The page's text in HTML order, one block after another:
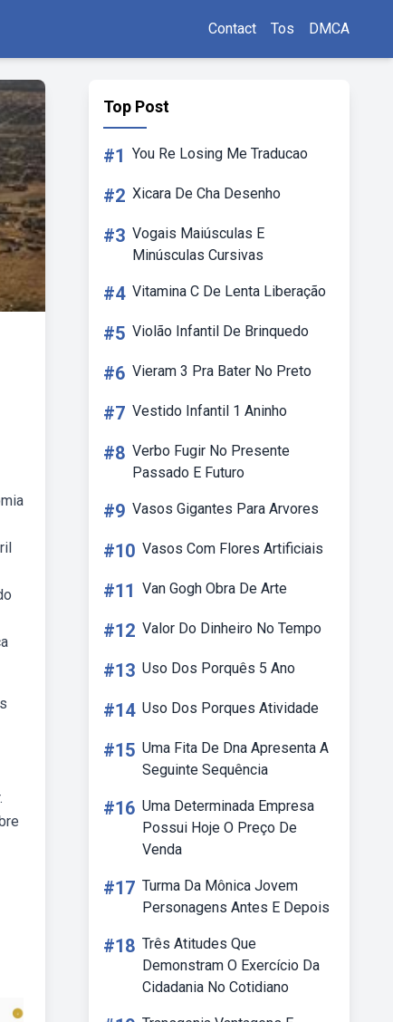
Contact Tos DMCA
Top Post
#1 You Re Losing Me Traducao
#2 Xicara De Cha Desenho
#3 Vogais Maiúsculas E
Minúsculas Cursivas
#4 Vitamina C De Lenta Liberação
#5 Violão Infantil De Brinquedo
#6 Vieram 3 Pra Bater No Preto
#7 Vestido Infantil 1 Aninho
#8 Verbo Fugir No Presente
Passado E Futuro
#9 Vasos Gigantes Para Arvores
#10 Vasos Com Flores Artificiais
#11 Van Gogh Obra De Arte
#12 Valor Do Dinheiro No Tempo
#13 Uso Dos Porquês 5 Ano
#14 Uso Dos Porques Atividade
#15 Uma Fita De Dna Apresenta A
Seguinte Sequência
#16 Uma Determinada Empresa
Possui Hoje O Preço De
Venda
#17 Turma Da Mônica Jovem
Personagens Antes E Depois
#18 Três Atitudes Que
Demonstram O Exercício Da
Cidadania No Cotidiano